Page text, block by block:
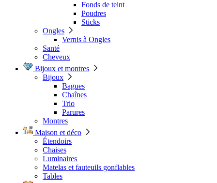
Fonds de teint
Poudres
Sticks
Ongles
Vernis à Ongles
Santé
Cheveux
Bijoux et montres
Bijoux
Bagues
Chaînes
Trio
Parures
Montres
Maison et déco
Étendoirs
Chaises
Luminaires
Matelas et fauteuils gonflables
Tables